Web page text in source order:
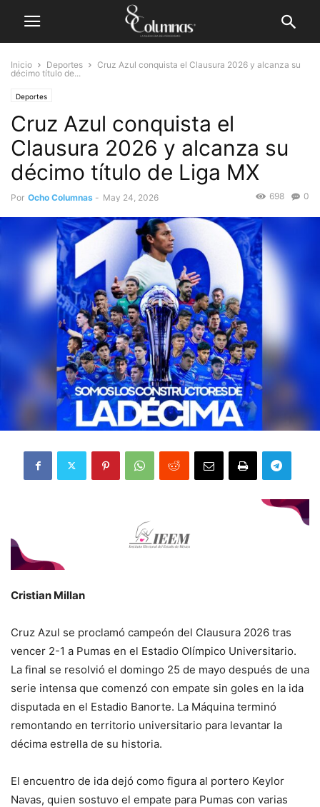
Inicio Deportes
Cruz Azul conquista el Clausura 2026 y alcanza su
décimo título de...
Deportes
Cruz Azul conquista el
Clausura 2026 y alcanza su
décimo título de Liga MX
Por Ocho Columnas - May 24, 2026 0
698
Cristian Millan
Cruz Azul se proclamó campeón del Clausura 2026 tras
vencer 2-1 a Pumas en el Estadio Olímpico Universitario.
La final se resolvió el domingo 25 de mayo después de una
serie intensa que comenzó con empate sin goles en la ida
disputada en el Estadio Banorte. La Máquina terminó
remontando en territorio universitario para levantar la
décima estrella de su historia.
El encuentro de ida dejó como figura al portero Keylor
Navas, quien sostuvo el empate para Pumas con varias